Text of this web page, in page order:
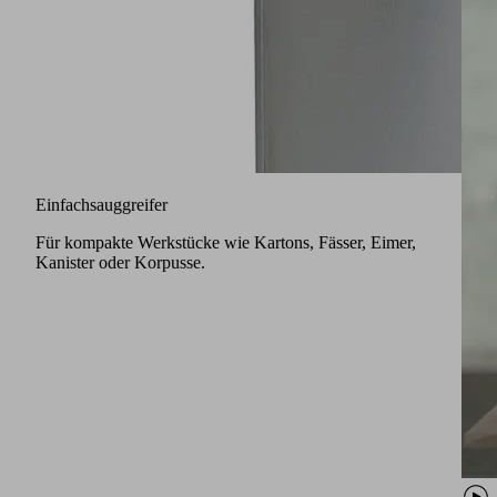
Einfachsauggreifer
Für kompakte Werkstücke wie Kartons, Fässer, Eimer,
Kanister oder Korpusse.